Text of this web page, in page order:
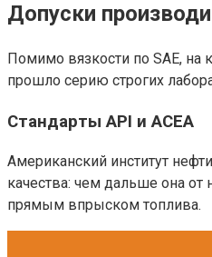
Допуски
Помимо вязкости по SAE, на
прошло серию строгих
Стандарты API и ACEA
Американский институт
качества: чем дальше она от
прямым впрыском топлива.